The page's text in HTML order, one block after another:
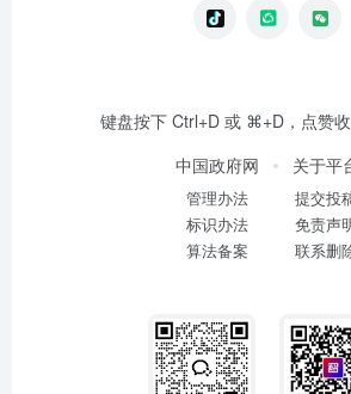
键盘按下 Ctrl+D 或 ⌘+D，点赞收
中国政府网
管理办法
标识办法
算法备案
关于平
提交投
免责声
联系删